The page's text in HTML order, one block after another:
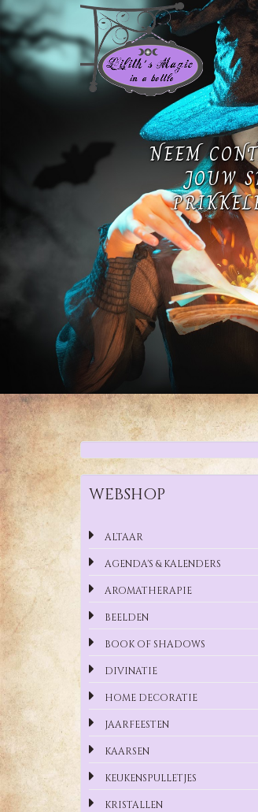
NEEM
JOUW
WEBSHOP
ALTAAR
AGENDA'S & KALENDERS
AROMATHERAPIE
BEELDEN
BOOK OF SHADOWS
DIVINATIE
HOME DECORATIE
JAARFEESTEN
KAARSEN
KEUKENSPULLETJES
KRISTALLEN